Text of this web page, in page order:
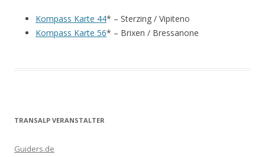
Kompass Karte 44* – Sterzing / Vipiteno
Kompass Karte 56* – Brixen / Bressanone
TRANSALP VERANSTALTER
Guiders.de